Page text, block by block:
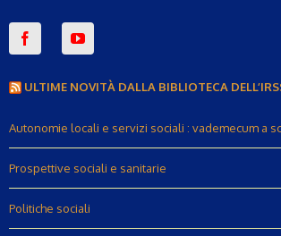
ULTIME NOVITÀ DALLA BIBLIOTECA
Autonomie locali e servizi sociali : vademecum a
Prospettive sociali e sanitarie
Politiche sociali